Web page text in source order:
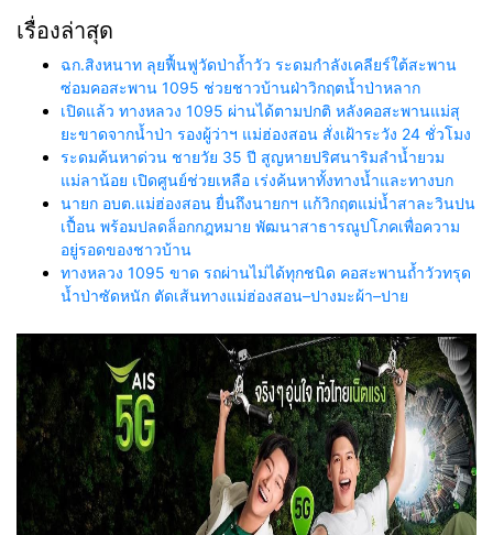
เรื่องล่าสุด
ฉก.สิงหนาท ลุยฟื้นฟูวัดป่าถ้ำวัว ระดมกำลังเคลียร์ใต้สะพาน
ซ่อมคอสะพาน 1095 ช่วยชาวบ้านฝ่าวิกฤตน้ำป่าหลาก
เปิดแล้ว ทางหลวง 1095 ผ่านได้ตามปกติ หลังคอสะพานแม่สุ
ยะขาดจากน้ำป่า รองผู้ว่าฯ แม่ฮ่องสอน สั่งเฝ้าระวัง 24 ชั่วโมง
ระดมค้นหาด่วน ชายวัย 35 ปี สูญหายปริศนาริมลำน้ำยวม
แม่ลาน้อย เปิดศูนย์ช่วยเหลือ เร่งค้นหาทั้งทางน้ำและทางบก
นายก อบต.แม่ฮ่องสอน ยื่นถึงนายกฯ แก้วิกฤตแม่น้ำสาละวินปน
เปื้อน พร้อมปลดล็อกกฎหมาย พัฒนาสาธารณูปโภคเพื่อความ
อยู่รอดของชาวบ้าน
ทางหลวง 1095 ขาด รถผ่านไม่ได้ทุกชนิด คอสะพานถ้ำวัวทรุด
น้ำป่าซัดหนัก ตัดเส้นทางแม่ฮ่องสอน–ปางมะผ้า–ปาย